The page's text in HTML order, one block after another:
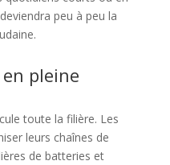
peu à peu la
pleine
toute la filière. Les
leurs chaînes de
de batteries et